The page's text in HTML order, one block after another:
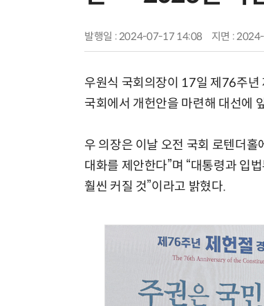
발행일 : 2024-07-17 14:08 지면 :
우원식 국회의장이 17일 제76주년
국회에서 개헌안을 마련해 대선에
우 의장은 이날 오전 국회 로텐더
대화를 제안한다”며 “대통령과 입
훨씬 커질 것”이라고 밝혔다.